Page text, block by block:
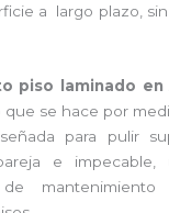
a largo plazo,
piso laminado en
que se hace por
para pulir
e impecable,